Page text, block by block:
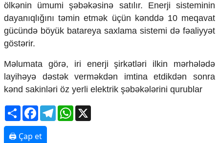
İqtisadi xəbərlər
Energetika
Neft-qaz
Əmək və sosial siyasət
Hərbi sənaye
Telekommunikasiya və nəqliyyat
COP29
Cəmiyyət
Crossmedia.az - 1 yaş
Siyasət
ölkənin ümumi şəbəkəsinə satılır. Enerji sisteminin
dayanıqlığını təmin etmək üçün kənddə 10 meqavat
gücündə böyük batareya saxlama sistemi də fəaliyyət
göstərir.
Məlumata görə, iri enerji şirkətləri ilkin mərhələdə
layihəyə dəstək verməkdən imtina etdikdən sonra
kənd sakinləri öz yerli elektrik şəbəkələrini qurublar
ShareFacebookTelegramWhatsApp
🖨 Çap et